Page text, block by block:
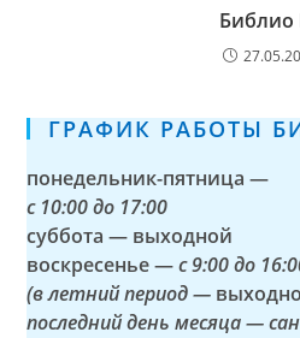
Библио
ГРАФИК РАБОТЫ
понедельник-пятница —
с 10:00 до 17:00
суббота — выходной
воскресенье —с 9:00 до
(в летний период —
последний день месяца —